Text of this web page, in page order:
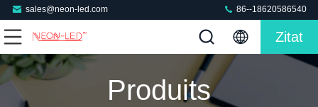
sales@neon-led.com 86--18620586540
Zitat
Produits